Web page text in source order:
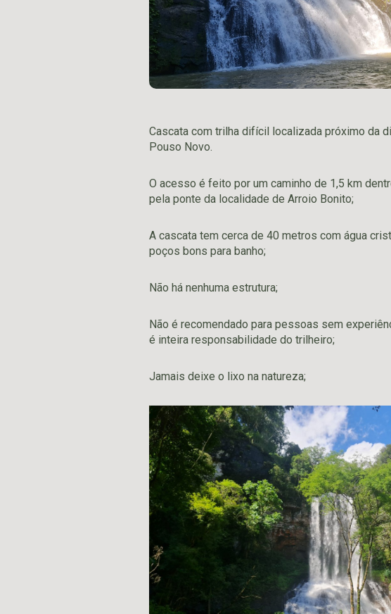
Cascata com trilha difícil localizada próximo da
Pouso Novo.
O acesso é feito por um caminho de 1,5 km
pela ponte da localidade de Arroio Bonito;
A cascata tem cerca de 40 metros com água
poços bons para banho;
Não há nenhuma estrutura;
Não é recomendado para pessoas sem
é inteira responsabilidade do trilheiro;
Jamais deixe o lixo na natureza;